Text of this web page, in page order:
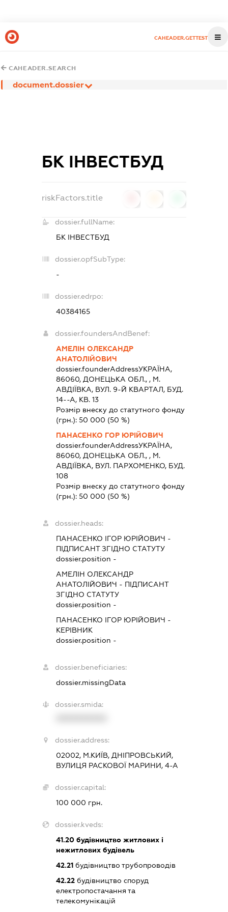
CAHEADER.GETTEST
CAHEADER.SEARCH
document.dossier
БК ІНВЕСТБУД
riskFactors.title
dossier.fullName:
БК ІНВЕСТБУД
dossier.opfSubType:
-
dossier.edrpo:
40384165
dossier.foundersAndBenef:
АМЕЛІН ОЛЕКСАНДР
АНАТОЛІЙОВИЧ
dossier.founderAddressУКРАЇНА,
86060, ДОНЕЦЬКА ОБЛ., , М.
АВДІЇВКА, ВУЛ. 9-Й КВАРТАЛ, БУД.
14--А, КВ. 13
Розмір внеску до статутного фонду
(грн.):50 000 (50 %)
ПАНАСЕНКО ГОР ЮРІЙОВИЧ
dossier.founderAddressУКРАЇНА,
86060, ДОНЕЦЬКА ОБЛ., , М.
АВДІЇВКА, ВУЛ. ПАРХОМЕНКО, БУД.
108
Розмір внеску до статутного фонду
(грн.):50 000 (50 %)
dossier.heads:
ПАНАСЕНКО ІГОР ЮРІЙОВИЧ -
ПІДПИСАНТЗГІДНО СТАТУТУ
dossier.position -
АМЕЛІН ОЛЕКСАНДР
АНАТОЛІЙОВИЧ - ПІДПИСАНТ
ЗГІДНО СТАТУТУ
dossier.position -
ПАНАСЕНКО ІГОР ЮРІЙОВИЧ -
КЕРІВНИК
dossier.position -
dossier.beneficiaries:
dossier.missingData
dossier.smida:
dossier.address:
02002, М.КИЇВ, ДНІПРОВСЬКИЙ,
ВУЛИЦЯ РАСКОВОЇ МАРИНИ, 4-А
dossier.capital:
100 000 грн.
dossier.kveds:
41.20 будівництво житлових і
нежитлових будівель
42.21 будівництво трубопроводів
42.22 будівництво споруд
електропостачання та
телекомунікацій